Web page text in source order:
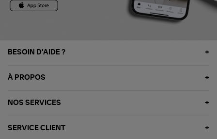
BESOIN D'AIDE ?
À PROPOS
NOS SERVICES
SERVICE CLIENT